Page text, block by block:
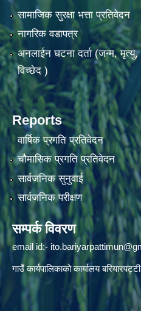
सामाजिक सुरक्षा भत्ता प्रतिवेदन
नागरिक वडापत्र
अनलाईन घटना दर्ता (जन्म, मृत्यु,
विच्छेद )
Reports
वार्षिक प्रगति प्रतिवेदन
चौमासिक प्रगति प्रतिवेदन
सार्वजनिक सुनुवाई
सार्वजनिक परीक्षण
सम्पर्क विवरण
email id:-
गाउँ कार्यपालिकाको कार्यालय